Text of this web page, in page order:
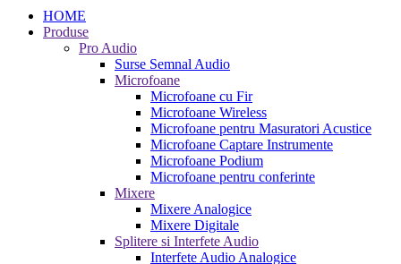
HOME
Produse
Pro Audio
Surse Semnal Audio
Microfoane
Microfoane cu Fir
Microfoane Wireless
Microfoane pentru Masuratori Acustice
Microfoane Captare Instrumente
Microfoane Podium
Microfoane pentru conferinte
Mixere
Mixere Analogice
Mixere Digitale
Splitere si Interfete Audio
Interfete Audio Analogice